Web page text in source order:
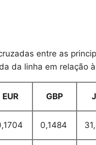
entre as
da linha em relação
EUR GBP
0,1484